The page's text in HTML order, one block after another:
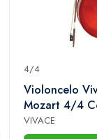
4/4
Violoncelo
Mozart 4/4
VIVACE